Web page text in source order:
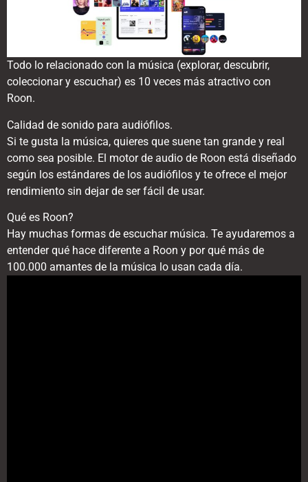
Todo lo relacionado con la música (explorar, descubrir,
coleccionar y escuchar) es 10 veces más atractivo con
Roon.
Calidad de sonido para audiófilos.
Si te gusta la música, quieres que suene tan grande y real
como sea posible. El motor de audio de Roon está diseñado
según los estándares de los audiófilos y te ofrece el mejor
rendimiento sin dejar de ser fácil de usar.
Qué es Roon?
Hay muchas formas de escuchar música. Te ayudaremos a
entender qué hace diferente a Roon y por qué más de
100.000 amantes de la música lo usan cada día.